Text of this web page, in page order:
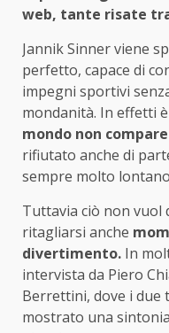
web, tante risate
Jannik Sinner viene
perfetto, capace di
impegni sportivi
mondanità. In effetti
mondo non
rifiutato anche di
sempre molto
Tuttavia ciò non vuol
ritagliarsi anche
divertimento. In
intervista da Piero
Berrettini, dove i
mostrato una